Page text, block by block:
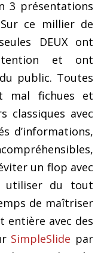
3 présentations
ce millier de
DEUX ont
et ont
public. Toutes
mal fichues et
classiques avec
d’informations,
un flop avec
utiliser du tout
de maîtriser
entière avec des
SimpleSlide par